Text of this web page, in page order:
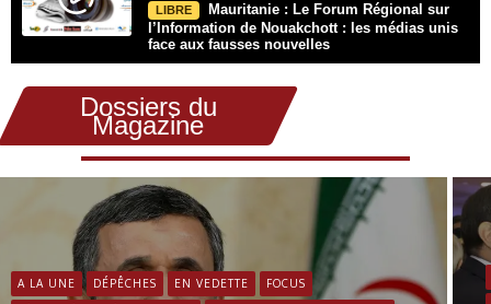
LIBRE
Mauritanie : Le Forum Régional sur
l’Information de Nouakchott : les médias unis
face aux fausses nouvelles
Dossiers du
Magazine
A LA UNE DÉPÊCHES EN VEDETTE FOCUS